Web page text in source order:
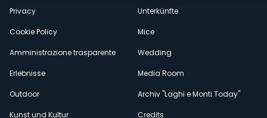
Privacy
Cookie Policy
Amministrazione trasparente
Erlebnisse
Outdoor
Kunst und Kultur
Unterkünfte
Mice
Wedding
Media Room
Archiv "Laghi e Monti Today"
Credits